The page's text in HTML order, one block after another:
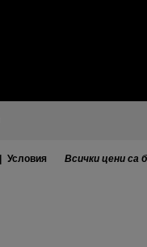
Условия Всички цени са